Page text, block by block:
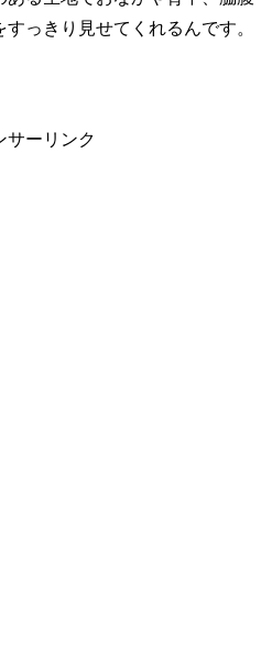
っきり見せてくれるんです。
サーリンク